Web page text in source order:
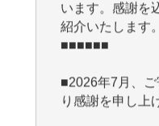
■■■■■■
■2026年7月、ご
Y.H. 様